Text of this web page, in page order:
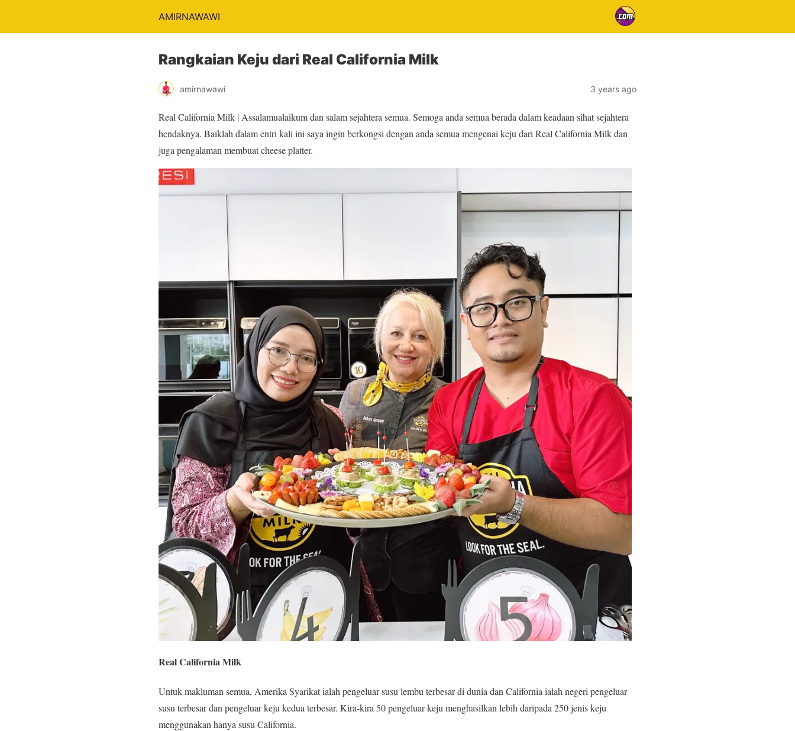
AMIRNAWAWI
Rangkaian Keju dari Real California Milk
amirnawawi 3 years ago
Real California Milk | Assalamualaikum dan salam sejahtera semua. Semoga anda semua berada dalam keadaan sihat sejahtera
hendaknya. Baiklah dalam entri kali ini saya ingin berkongsi dengan anda semua mengenai keju dari Real California Milk dan
juga pengalaman membuat cheese platter.
Real California Milk
Untuk makluman semua, Amerika Syarikat ialah pengeluar susu lembu terbesar di dunia dan California ialah negeri pengeluar
susu terbesar dan pengeluar keju kedua terbesar. Kira-kira 50 pengeluar keju menghasilkan lebih daripada 250 jenis keju
menggunakan hanya susu California.